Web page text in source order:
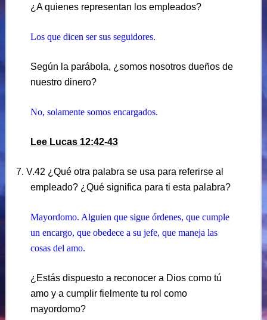
¿A quienes representan los empleados?
Los que dicen ser sus seguidores.
Según la parábola, ¿somos nosotros dueños de
nuestro dinero?
No, solamente somos encargados.
Lee Lucas 12:42-43
7. V.42 ¿Qué otra palabra se usa para referirse al
empleado? ¿Qué significa para ti esta palabra?
Mayordomo. Alguien que sigue órdenes, que cumple
un encargo, que obedece a su jefe, que maneja las
cosas del amo.
¿Estás dispuesto a reconocer a Dios como tú
amo y a cumplir fielmente tu rol como
mayordomo?